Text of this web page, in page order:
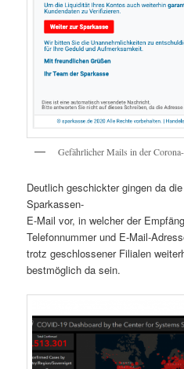
Gefährlicher Mails in der
Deutlich geschickter gingen da
Sparkassen-
E-Mail vor, in welcher der
Telefonnummer und E-Mail-
trotz geschlossener Filialen
bestmöglich da sein.